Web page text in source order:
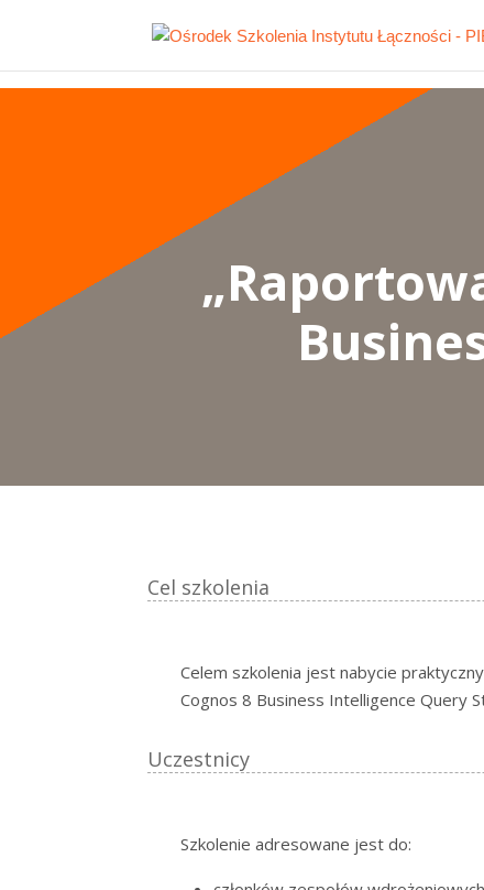
Cel szkolenia
Celem szkolenia jest nabycie
Cognos 8 Business Intelligence Query
Uczestnicy
Szkolenie adresowane jest do: